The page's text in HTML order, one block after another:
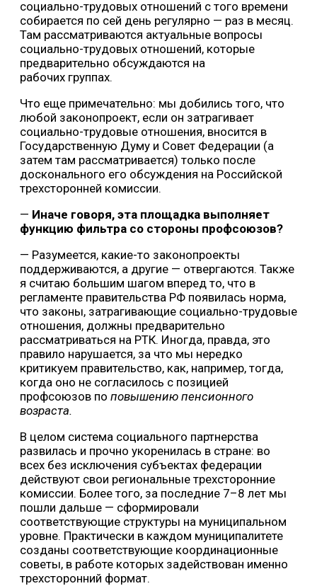
социально-трудовых отношений с того времени
собирается по сей день регулярно — раз в месяц.
Там рассматриваются актуальные вопросы
социально-трудовых отношений, которые
предварительно обсуждаются на
рабочих группах.
Что еще примечательно: мы добились того, что
любой законопроект, если он затрагивает
социально-трудовые отношения, вносится в
Государственную Думу и Совет Федерации (а
затем там рассматривается) только после
досконального его обсуждения на Российской
трехсторонней комиссии.
— Иначе говоря, эта площадка выполняет
функцию фильтра со стороны профсоюзов?
— Разумеется, какие-то законопроекты
поддерживаются, а другие — отвергаются. Также
я считаю большим шагом вперед то, что в
регламенте правительства РФ появилась норма,
что законы, затрагивающие социально-трудовые
отношения, должны предварительно
рассматриваться на РТК. Иногда, правда, это
правило нарушается, за что мы нередко
критикуем правительство, как, например, тогда,
когда оно не согласилось с позицией
профсоюзов по повышению пенсионного
возраста.
В целом система социального партнерства
развилась и прочно укоренилась в стране: во
всех без исключения субъектах федерации
действуют свои региональные трехсторонние
комиссии. Более того, за последние 7–8 лет мы
пошли дальше — сформировали
соответствующие структуры на муниципальном
уровне. Практически в каждом муниципалитете
созданы соответствующие координационные
советы, в работе которых задействован именно
трехсторонний формат.